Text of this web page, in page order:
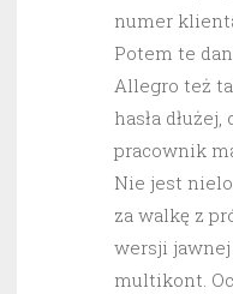
numer
Potem te
Allegro też
hasła
pracownik
Nie jest
za walkę z
wersji
multikont.